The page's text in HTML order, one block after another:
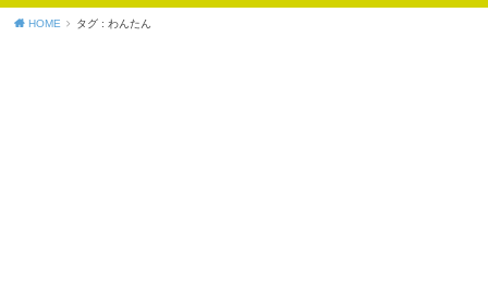
HOME タグ : わんたん